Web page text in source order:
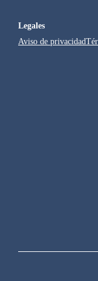
Legales
Aviso de privacidad